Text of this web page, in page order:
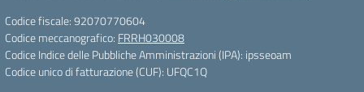
Codice fiscale: 92070770604
Codice meccanografico: FRRH030008
Codice Indice delle Pubbliche Amministrazioni (IPA): ipsseoam
Codice unico di fatturazione (CUF): UFQC1Q